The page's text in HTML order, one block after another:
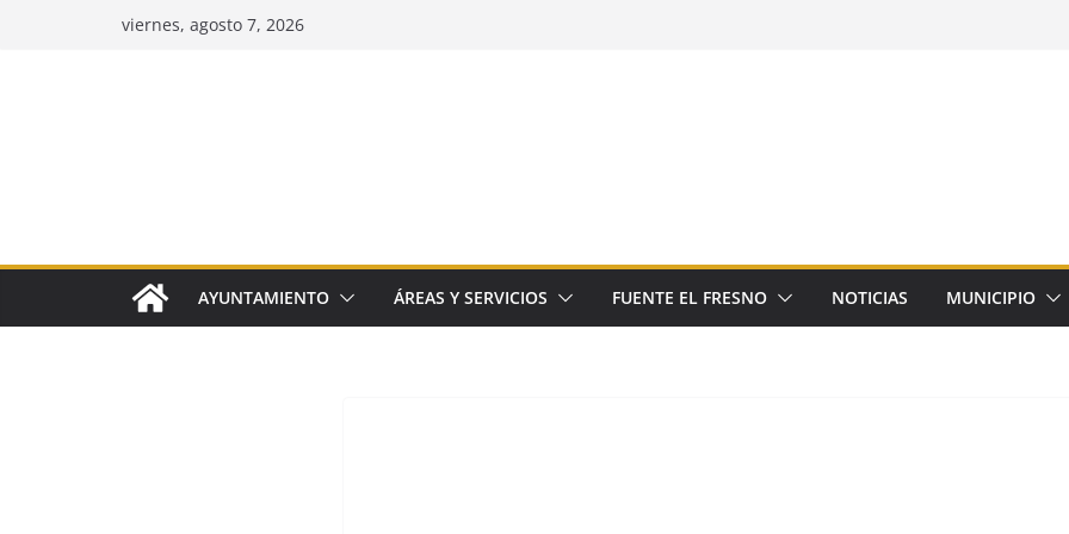
viernes, agosto 7, 2026
AYUNTAMIENTO ÁREAS Y SERVICIOS FUENTE EL FRESNO NOTICIAS MUNICIPIO